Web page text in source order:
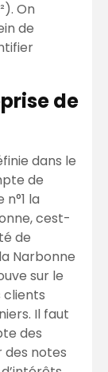
On
de
de
dans le
de
la
cest-
de
Narbonne
sur le
clients
Il faut
des
des notes